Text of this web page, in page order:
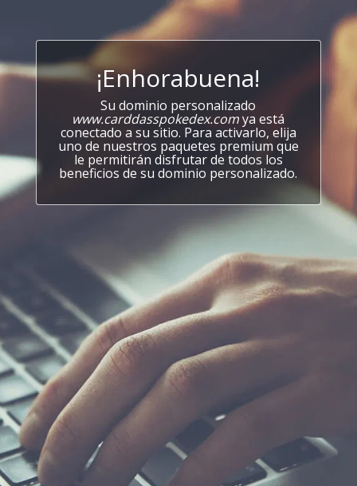
¡Enhorabuena!
Su dominio personalizado
www.carddasspokedex.comya está
conectado a su sitio. Para activarlo, elija
uno de nuestros paquetes premium que
le permitirán disfrutar de todos los
beneficios de su dominio personalizado.